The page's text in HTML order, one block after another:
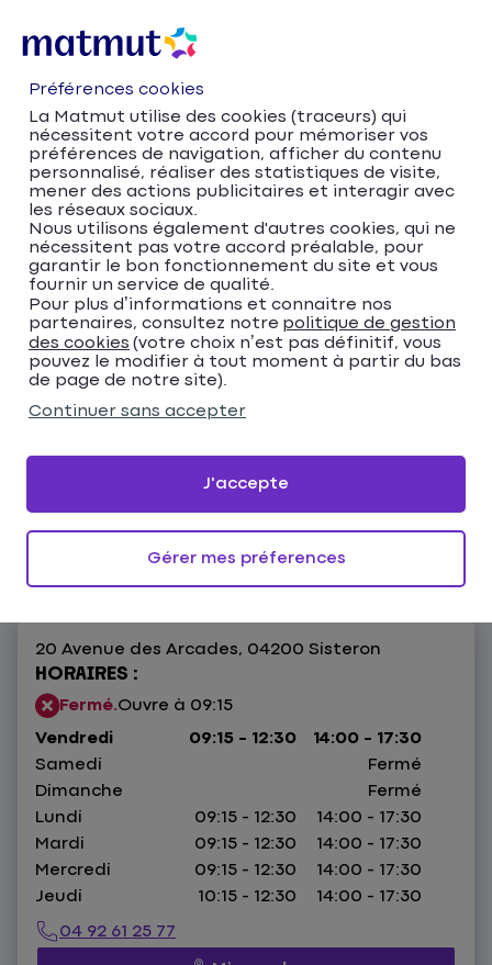
Accueil
Trouver votre agence Matmut
Provence-Alpes-Côte d'Azur
Alpes-de-Haute-Provence
Sisteron
Matmut Assurances 20 Avenue des Arcades,
Sisteron
Matmut Assurances 20
Avenue des Arcades,
20 Avenue des Arcades, 04200 Sisteron
HORAIRES :
Fermé.Ouvre à 09:15
Vendredi
09:15 - 12:30
14:00 - 17:30
Samedi
Fermé
Dimanche
Fermé
Lundi
09:15 - 12:30
14:00 - 17:30
Mardi
09:15 - 12:30
14:00 - 17:30
Mercredi
09:15 - 12:30
14:00 - 17:30
Jeudi
10:15 - 12:30
14:00 - 17:30
04 92 61 25 77
Préférences cookies
La Matmut utilise des cookies (traceurs) qui
nécessitent votre accord pour mémoriser vos
préférences de navigation, afficher du contenu
personnalisé, réaliser des statistiques de visite,
mener des actions publicitaires et interagir avec
les réseaux sociaux.
Nous utilisons également d'autres cookies, qui ne
nécessitent pas votre accord préalable, pour
garantir le bon fonctionnement du site et vous
fournir un service de qualité.
Pour plus d’informations et connaitre nos
partenaires, consultez notre politique de gestion
des cookies (votre choix n’est pas définitif, vous
pouvez le modifier à tout moment à partir du bas
de page de notre site).
Continuer sans accepter
Gérer mes préferences
J'accepte